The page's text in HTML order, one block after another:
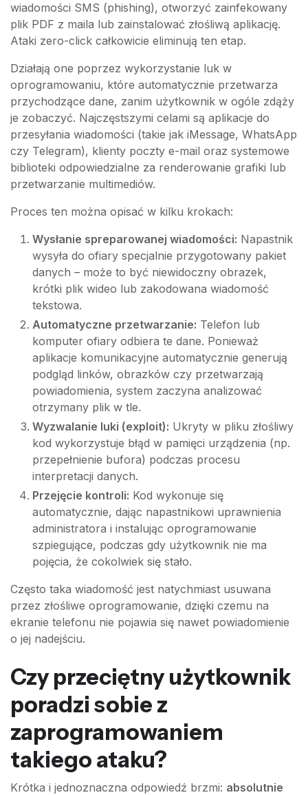
wiadomości SMS (phishing), otworzyć zainfekowany
plik PDF z maila lub zainstalować złośliwą aplikację.
Ataki zero-click całkowicie eliminują ten etap.
Działają one poprzez wykorzystanie luk w
oprogramowaniu, które automatycznie przetwarza
przychodzące dane, zanim użytkownik w ogóle zdąży
je zobaczyć. Najczęstszymi celami są aplikacje do
przesyłania wiadomości (takie jak iMessage, WhatsApp
czy Telegram), klienty poczty e-mail oraz systemowe
biblioteki odpowiedzialne za renderowanie grafiki lub
przetwarzanie multimediów.
Proces ten można opisać w kilku krokach:
Wysłanie spreparowanej wiadomości: Napastnik
wysyła do ofiary specjalnie przygotowany pakiet
danych – może to być niewidoczny obrazek,
krótki plik wideo lub zakodowana wiadomość
tekstowa.
Automatyczne przetwarzanie: Telefon lub
komputer ofiary odbiera te dane. Ponieważ
aplikacje komunikacyjne automatycznie generują
podgląd linków, obrazków czy przetwarzają
powiadomienia, system zaczyna analizować
otrzymany plik w tle.
Wyzwalanie luki (exploit): Ukryty w pliku złośliwy
kod wykorzystuje błąd w pamięci urządzenia (np.
przepełnienie bufora) podczas procesu
interpretacji danych.
Przejęcie kontroli: Kod wykonuje się
automatycznie, dając napastnikowi uprawnienia
administratora i instalując oprogramowanie
szpiegujące, podczas gdy użytkownik nie ma
pojęcia, że cokolwiek się stało.
Często taka wiadomość jest natychmiast usuwana
przez złośliwe oprogramowanie, dzięki czemu na
ekranie telefonu nie pojawia się nawet powiadomienie
o jej nadejściu.
Czy przeciętny użytkownik
poradzi sobie z
zaprogramowaniem
takiego ataku?
Krótka i jednoznaczna odpowiedź brzmi: absolutnie